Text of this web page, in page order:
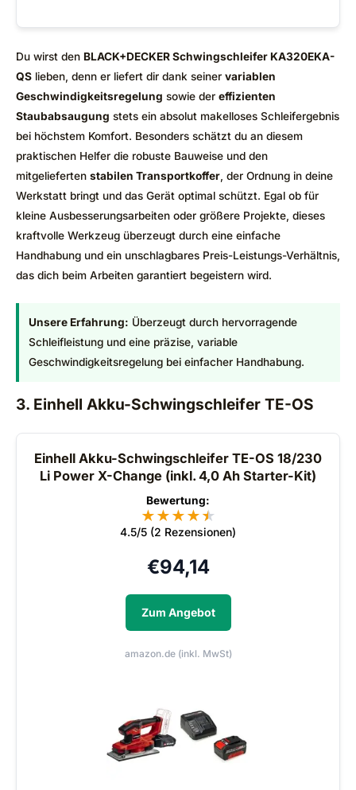
Du wirst den BLACK+DECKER Schwingschleifer KA320EKA-
QS lieben, denn er liefert dir dank seiner variablen
Geschwindigkeitsregelung sowie der effizienten
Staubabsaugung stets ein absolut makelloses Schleifergebnis
bei höchstem Komfort. Besonders schätzt du an diesem
praktischen Helfer die robuste Bauweise und den
mitgelieferten stabilen Transportkoffer , der Ordnung in deine
Werkstatt bringt und das Gerät optimal schützt. Egal ob für
kleine Ausbesserungsarbeiten oder größere Projekte, dieses
kraftvolle Werkzeug überzeugt durch eine einfache
Handhabung und ein unschlagbares Preis-Leistungs-Verhältnis,
das dich beim Arbeiten garantiert begeistern wird.
Unsere Erfahrung: Überzeugt durch hervorragende
Schleifleistung und eine präzise, variable
Geschwindigkeitsregelung bei einfacher Handhabung.
3. Einhell Akku-Schwingschleifer TE-OS
Einhell Akku-Schwingschleifer TE-OS 18/230
Li Power X-Change (inkl. 4,0 Ah Starter-Kit)
Bewertung:
★★★★★
★
4.5/5 (2 Rezensionen)
€94,14
Zum Angebot
amazon.de (inkl. MwSt)